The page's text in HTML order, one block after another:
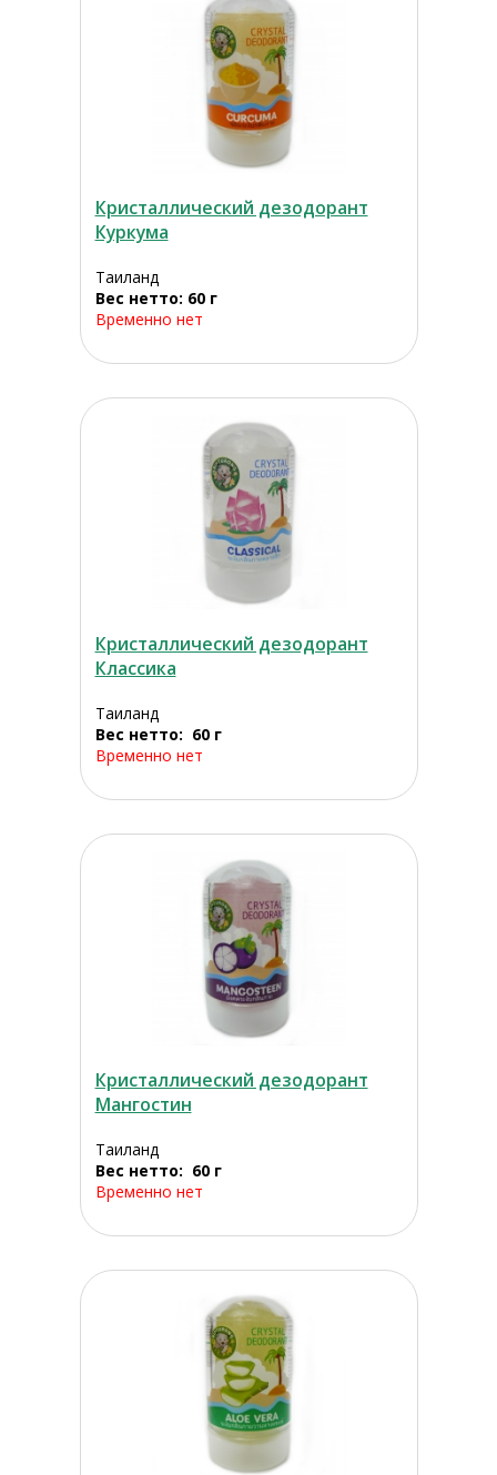
Кристаллический дезодорант
Куркума
Таиланд
Вес нетто: 60 г
Временно нет
Кристаллический дезодорант
Классика
Таиланд
Вес нетто: 60 г
Временно нет
Кристаллический дезодорант
Мангостин
Таиланд
Вес нетто: 60 г
Временно нет